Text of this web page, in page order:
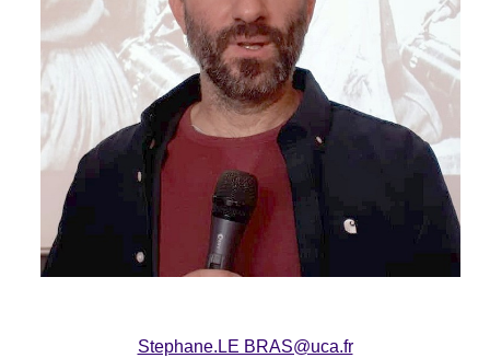
Stephane.LE BRAS@uca.fr